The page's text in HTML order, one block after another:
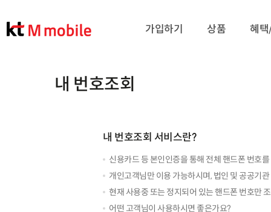
가입하기 상품 혜
내 번호조회
내 번호조회 서비스란?
신용카드 등 본인인증을 통해 전체 핸드폰 번호
개인고객님만 이용 가능하시며, 법인 및 공공기
현재 사용중 또는 정지되어 있는 핸드폰 번호만
어떤 고객님이 사용하시면 좋은가요?